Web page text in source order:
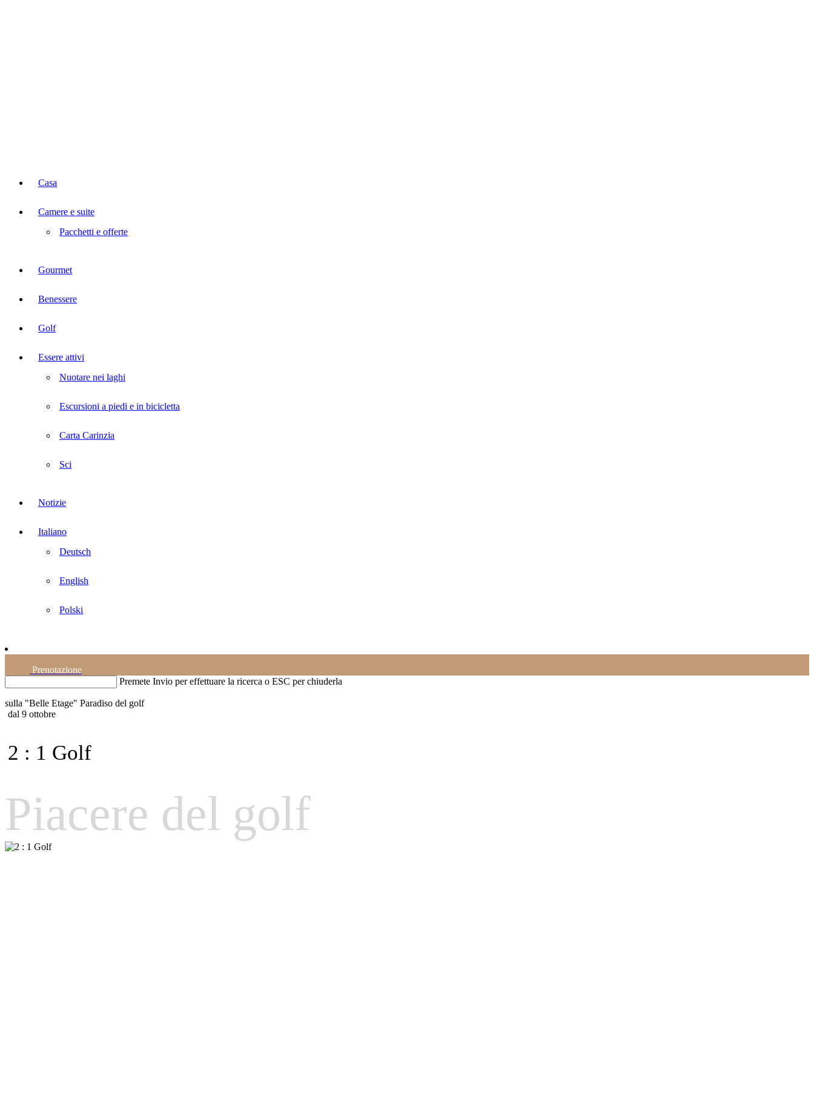
Casa
Camere e suite
Pacchetti e offerte
Gourmet
Benessere
Golf
Essere attivi
Nuotare nei laghi
Escursioni a piedi e in bicicletta
Carta Carinzia
Sci
Notizie
Italiano
Deutsch
English
Polski
Prenotazione
Premete Invio per effettuare la ricerca o ESC per chiuderla
sulla "Belle Etage" Paradiso del golf
dal 9 ottobre
2 : 1 Golf
Piacere del golf